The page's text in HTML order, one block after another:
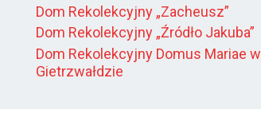
Dom Rekolekcyjny „Zacheusz”
Dom Rekolekcyjny „Źródło Jakuba”
Dom Rekolekcyjny Domus Mariae w
Gietrzwałdzie